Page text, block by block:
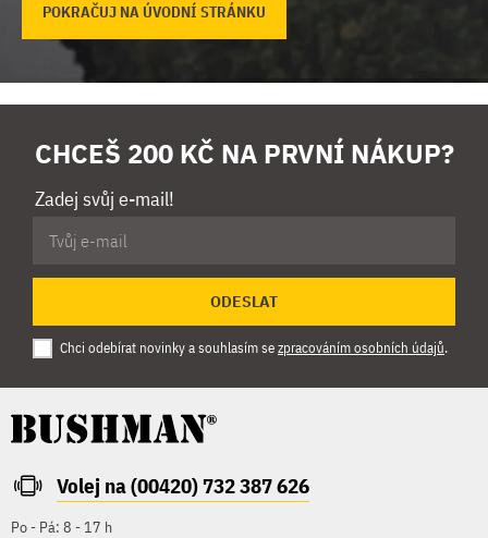
POKRAČUJ NA ÚVODNÍ STRÁNKU
CHCEŠ 200 KČ NA PRVNÍ NÁKUP?
Zadej svůj e-mail!
ODESLAT
Chci odebírat novinky a souhlasím sezpracováním osobních údajů.
Volej na (00420) 732 387 626
Po - Pá: 8 - 17 h